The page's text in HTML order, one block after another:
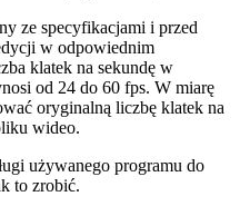
ze specyfikacjami i przed
w odpowiednim
klatek na sekundę w
od 24 do 60 fps. W miarę
oryginalną liczbę klatek na
wideo.
używanego programu do
to zrobić.